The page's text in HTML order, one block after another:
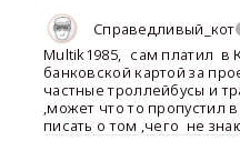
Справедливый_кот
Multik1985, сам платил в
банковской картой за
частные троллейбусы и
,может что то пропустил
писать о том ,чего не